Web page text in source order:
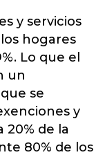
y servicios
hogares
Lo que el
un
se
y
20% de la
80% de los